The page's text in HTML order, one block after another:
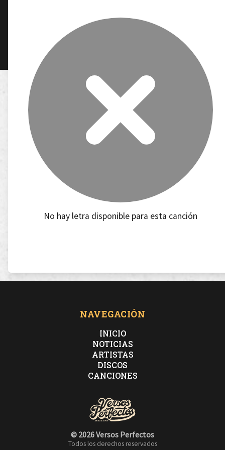
No hay letra disponible para esta canción
NAVEGACIÓN
INICIO
NOTICIAS
ARTISTAS
DISCOS
CANCIONES
© 2026 Versos Perfectos
Todos los derechos reservados